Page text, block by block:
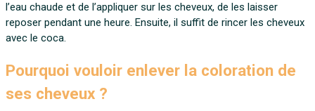
l’eau chaude et de l’appliquer sur les cheveux, de les laisser
reposer pendant une heure. Ensuite, il suffit de rincer les cheveux
avec le coca.
Pourquoi vouloir enlever la coloration de
ses cheveux ?